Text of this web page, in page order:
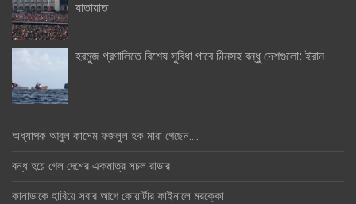
যাতায়াত
হরমুজ প্রণালিতে বিশেষ সুবিধা পাবে চীনসহ বন্ধু দেশগুলো: ইরান
অধ্যাপক আবুল কাসেম ফজলুল হক মারা গেছেন….
বন্ধ হয়ে গেল দেশের একমাত্র সচল রাডার
কানাডাকে হারিয়ে সবার আগে কোয়ার্টার ফাইনালে মরক্কো